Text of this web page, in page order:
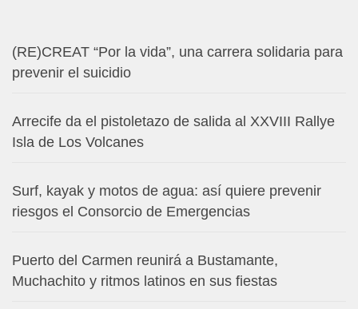
(RE)CREAT “Por la vida”, una carrera solidaria para
prevenir el suicidio
Arrecife da el pistoletazo de salida al XXVIII Rallye
Isla de Los Volcanes
Surf, kayak y motos de agua: así quiere prevenir
riesgos el Consorcio de Emergencias
Puerto del Carmen reunirá a Bustamante,
Muchachito y ritmos latinos en sus fiestas